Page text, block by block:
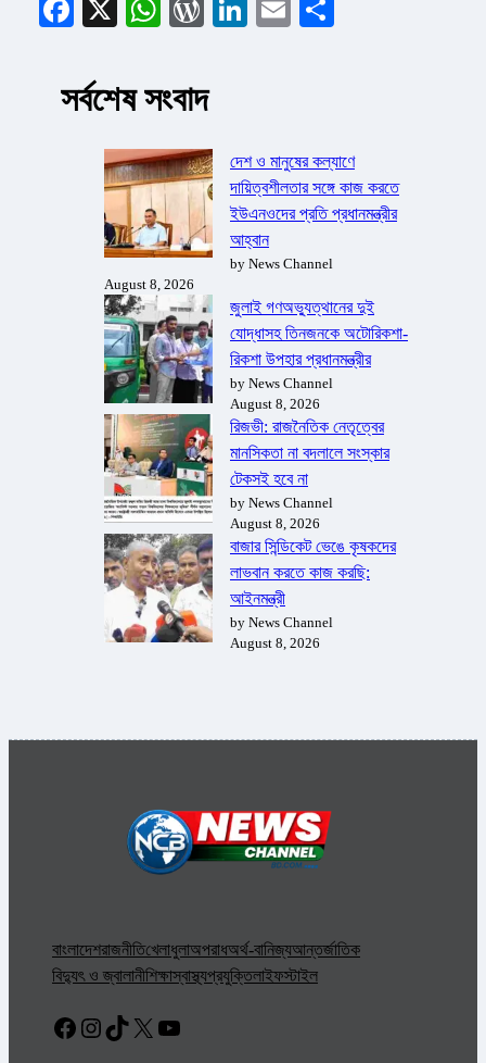
Facebook
X WhatsApp
WordPress
LinkedIn
Email
সর্বশেষ সংবাদ
দেশ ও মানুষের কল্যাণে
দায়িত্বশীলতার সঙ্গে কাজ করতে
ইউএনওদের প্রতি প্রধানমন্ত্রীর
আহ্বান
by News Channel
August 8, 2026
জুলাই গণঅভ্যুত্থানের দুই
যোদ্ধাসহ তিনজনকে অটোরিকশা-
রিকশা উপহার প্রধানমন্ত্রীর
by News Channel
August 8, 2026
রিজভী: রাজনৈতিক নেতৃত্বের
মানসিকতা না বদলালে সংস্কার
টেকসই হবে না
by News Channel
August 8, 2026
বাজার সিন্ডিকেট ভেঙে কৃষকদের
লাভবান করতে কাজ করছি:
আইনমন্ত্রী
by News Channel
August 8, 2026
বাংলাদেশরাজনীতিখেলাধুলাঅপরাধঅর্থ-বানিজ্যআন্তর্জাতিক
বিদ্যুৎ ও জ্বালানীশিক্ষাস্বাস্থ্যপ্রযুক্তিলাইফস্টাইল
Facebook
Instagram
TikTok
X YouTube